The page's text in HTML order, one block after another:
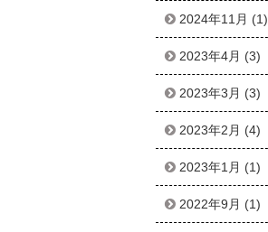
2024年11月 (1)
2023年4月 (3)
2023年3月 (3)
2023年2月 (4)
2023年1月 (1)
2022年9月 (1)